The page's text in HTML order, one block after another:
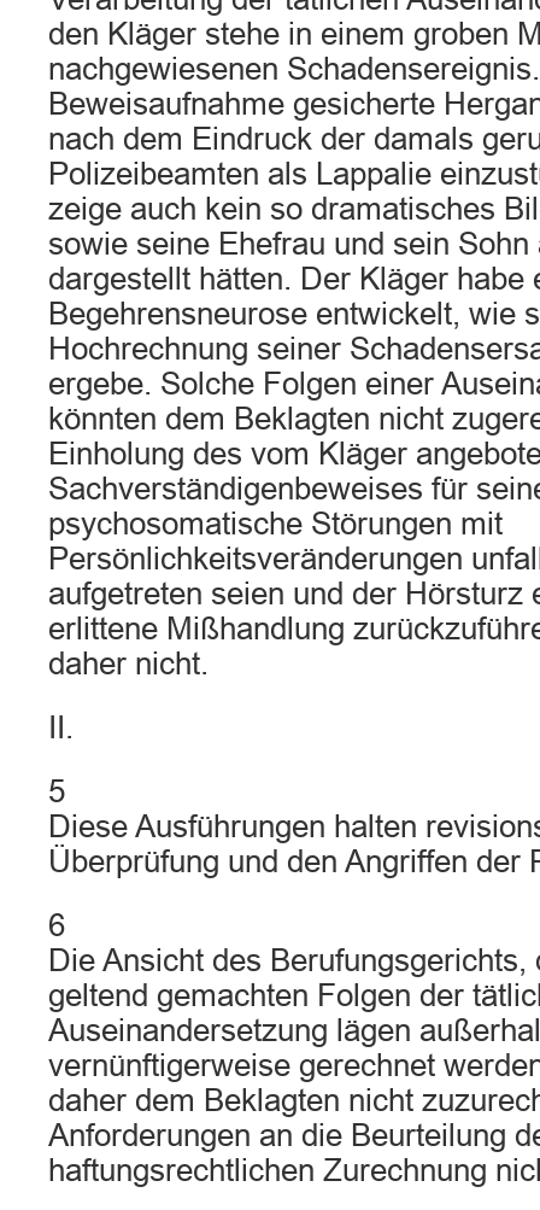
den Kläger stehe in einem groben
nachgewiesenen
Beweisaufnahme gesicherte
nach dem Eindruck der damals
Polizeibeamten als Lappalie
zeige auch kein so dramatisches
sowie seine Ehefrau und sein Sohn
dargestellt hätten. Der Kläger habe
Begehrensneurose entwickelt, wie
Hochrechnung seiner
ergebe. Solche Folgen einer
könnten dem Beklagten nicht
Einholung des vom Kläger
Sachverständigenbeweises für
psychosomatische Störungen mit
Persönlichkeitsveränderungen
aufgetreten seien und der Hörsturz
erlittene Mißhandlung
daher nicht.
II.
5
Diese Ausführungen halten
Überprüfung und den Angriffen der
6
Die Ansicht des Berufungsgerichts,
geltend gemachten Folgen der
Auseinandersetzung lägen
vernünftigerweise gerechnet
daher dem Beklagten nicht
Anforderungen an die Beurteilung
haftungsrechtlichen Zurechnung